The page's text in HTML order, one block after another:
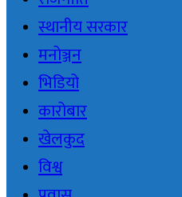
स्थानीय सरकार
मनोञ्जन
भिडियो
कारोबार
खेलकुद
विश्व